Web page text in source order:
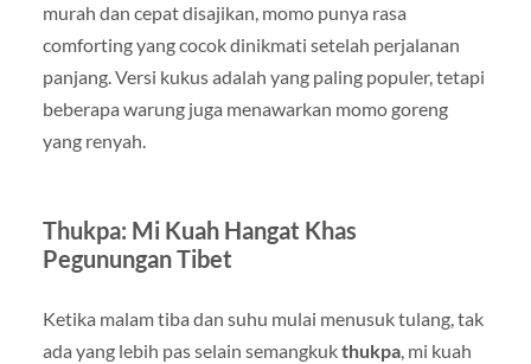
murah dan cepat disajikan, momo punya rasa
comforting yang cocok dinikmati setelah perjalanan
panjang. Versi kukus adalah yang paling populer, tetapi
beberapa warung juga menawarkan momo goreng
yang renyah.
Thukpa: Mi Kuah Hangat Khas
Pegunungan Tibet
Ketika malam tiba dan suhu mulai menusuk tulang, tak
ada yang lebih pas selain semangkukthukpa, mi kuah